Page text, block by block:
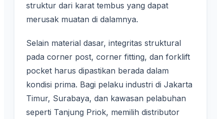
struktur dari karat tembus yang dapat
merusak muatan di dalamnya.
Selain material dasar, integritas struktural
pada corner post, corner fitting, dan forklift
pocket harus dipastikan berada dalam
kondisi prima. Bagi pelaku industri di Jakarta
Timur, Surabaya, dan kawasan pelabuhan
seperti Tanjung Priok, memilih distributor